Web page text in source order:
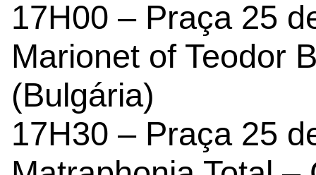
17H00 – Praça 25
Marionet of Teodor
(Bulgária)
17H30 – Praça 25